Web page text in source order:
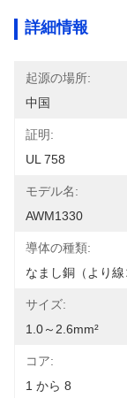
詳細情報
起源の場所:
中国
証明:
UL 758
モデル名:
AWM1330
導体の種類:
なまし銅（より線
サイズ:
1.0～2.6mm²
コア:
1 から 8